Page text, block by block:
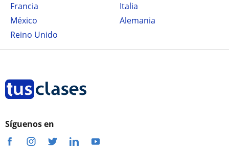
Francia
Italia
México
Alemania
Reino Unido
Síguenos en